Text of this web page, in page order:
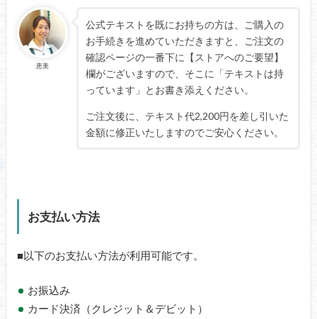
恵美
公式テキストを既にお持ちの方は、ご購入の
お手続きを進めていただきますと、ご注文の
確認ページの一番下に【ストアへのご要望】
欄がございますので、そこに「テキストは持
っています」とお書き添えください。
ご注文後に、テキスト代2,200円を差し引いた
金額に修正いたしますのでご安心ください。
お支払い方法
■以下のお支払い方法が利用可能です。
お振込み
カード決済（クレジット＆デビット）